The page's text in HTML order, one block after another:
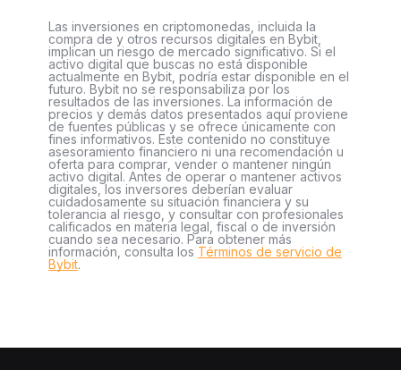
Las inversiones en criptomonedas, incluida la
compra de y otros recursos digitales en Bybit,
implican un riesgo de mercado significativo. Si el
activo digital que buscas no está disponible
actualmente en Bybit, podría estar disponible en el
futuro. Bybit no se responsabiliza por los
resultados de las inversiones. La información de
precios y demás datos presentados aquí proviene
de fuentes públicas y se ofrece únicamente con
fines informativos. Este contenido no constituye
asesoramiento financiero ni una recomendación u
oferta para comprar, vender o mantener ningún
activo digital. Antes de operar o mantener activos
digitales, los inversores deberían evaluar
cuidadosamente su situación financiera y su
tolerancia al riesgo, y consultar con profesionales
calificados en materia legal, fiscal o de inversión
cuando sea necesario. Para obtener más
información, consulta los Términos de servicio de
Bybit.